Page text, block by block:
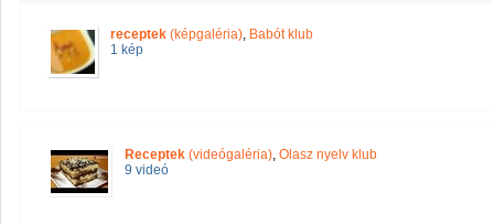
receptek (képgaléria), Babót klub
1 kép
Receptek (videógaléria), Olasz nyelv klub
9 videó